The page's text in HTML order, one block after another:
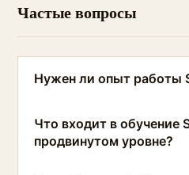
Частые вопросы
Нужен ли опыт работы
Что входит в обучение
продвинутом уровне?